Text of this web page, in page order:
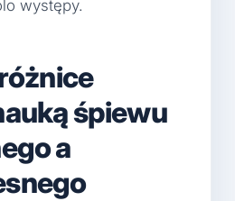
występy.
śpiewu
a